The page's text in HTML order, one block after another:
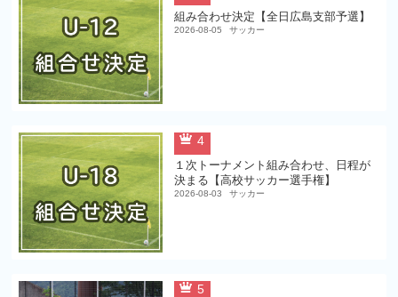
組み合わせ決定【全日広島支部予選】
2026-08-05 サッカー
4
１次トーナメント組み合わせ、日程が
決まる【高校サッカー選手権】
2026-08-03 サッカー
5